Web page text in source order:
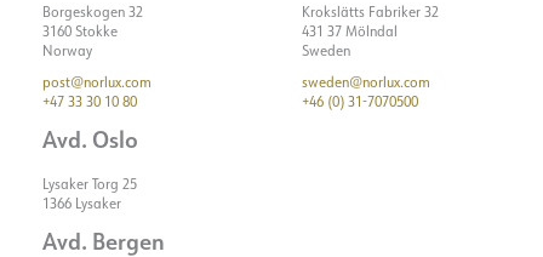
Borgeskogen 32
3160 Stokke
Norway
post@norlux.com
+47 33 30 10 80
Avd. Oslo
Lysaker Torg 25
1366 Lysaker
Avd. Bergen
Krokslätts Fabriker 32
431 37 Mölndal
Sweden
sweden@norlux.com
+46 (0) 31-7070500